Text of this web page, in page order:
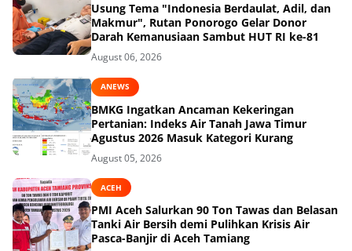
Usung Tema "Indonesia Berdaulat, Adil, dan
Makmur", Rutan Ponorogo Gelar Donor
Darah Kemanusiaan Sambut HUT RI ke-81
August 06, 2026
ANEWS
BMKG Ingatkan Ancaman Kekeringan
Pertanian: Indeks Air Tanah Jawa Timur
Agustus 2026 Masuk Kategori Kurang
August 05, 2026
ACEH
PMI Aceh Salurkan 90 Ton Tawas dan Belasan
Tanki Air Bersih demi Pulihkan Krisis Air
Pasca-Banjir di Aceh Tamiang